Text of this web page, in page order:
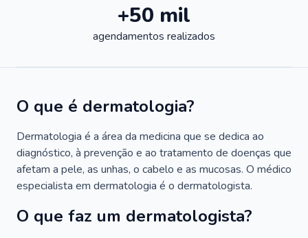
+50 mil
agendamentos realizados
O que é dermatologia?
Dermatologia é a área da medicina que se dedica ao
diagnóstico, à prevenção e ao tratamento de doenças que
afetam a pele, as unhas, o cabelo e as mucosas. O médico
especialista em dermatologia é o dermatologista.
O que faz um dermatologista?